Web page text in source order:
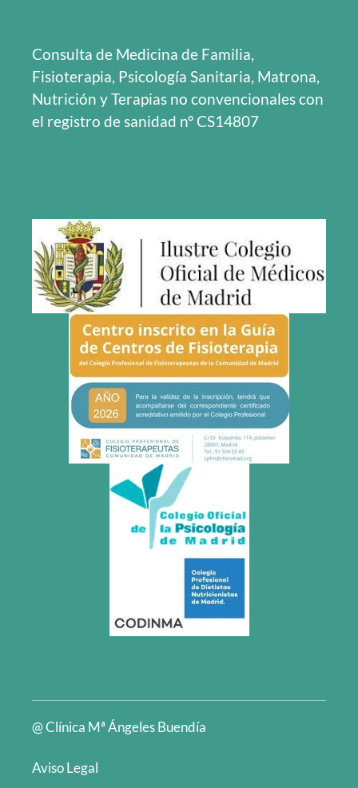
Consulta de Medicina de Familia,
Fisioterapia, Psicología Sanitaria, Matrona,
Nutrición y Terapias no convencionales con
el registro de sanidad nº CS14807
@ Clínica Mª Ángeles Buendía
Aviso Legal